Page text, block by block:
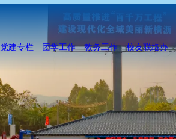
党建专栏 团学工作 教务工作 校友联络办